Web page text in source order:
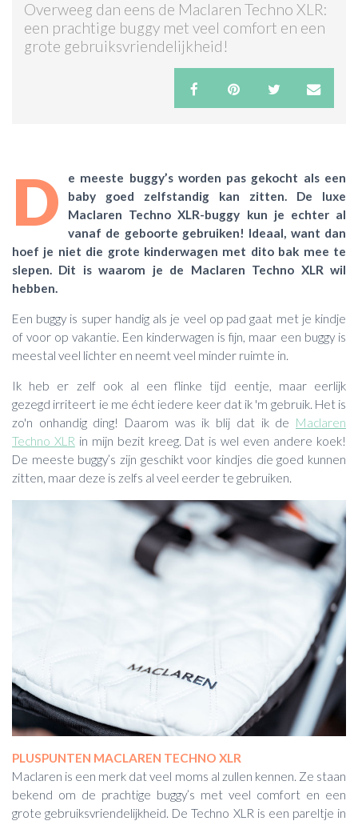
ACTIES & KORTING
Overweeg dan eens de Maclaren Techno XLR:
een prachtige buggy met veel comfort en een
grote gebruiksvriendelijkheid!
D
e meeste buggy’s worden pas gekocht als een
baby goed zelfstandig kan zitten. De luxe
Maclaren Techno XLR-buggy kun je echter al
vanaf de geboorte gebruiken! Ideaal, want dan
hoef je niet die grote kinderwagen met dito bak mee te
slepen. Dit is waarom je de Maclaren Techno XLR wil
hebben.
Een buggy is super handig als je veel op pad gaat met je kindje
of voor op vakantie. Een kinderwagen is fijn, maar een buggy is
meestal veel lichter en neemt veel minder ruimte in.
Ik heb er zelf ook al een flinke tijd eentje, maar eerlijk
gezegd irriteert ie me écht iedere keer dat ik 'm gebruik. Het is
zo'n onhandig ding! Daarom was ik blij dat ik de Maclaren
Techno XLR in mijn bezit kreeg. Dat is wel even andere koek!
De meeste buggy’s zijn geschikt voor kindjes die goed kunnen
zitten, maar deze is zelfs al veel eerder te gebruiken.
PLUSPUNTEN MACLAREN TECHNO XLR
Maclaren is een merk dat veel moms al zullen kennen. Ze staan
bekend om de prachtige buggy’s met veel comfort en een
grote gebruiksvriendelijkheid. De Techno XLR is een pareltje in